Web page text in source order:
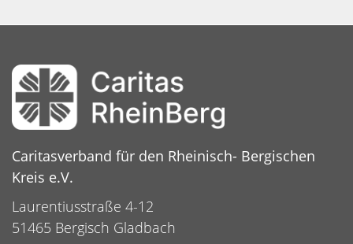
Caritasverband für den Rheinisch- Bergischen
Kreis e.V.
Laurentiusstraße 4-12
51465 Bergisch Gladbach